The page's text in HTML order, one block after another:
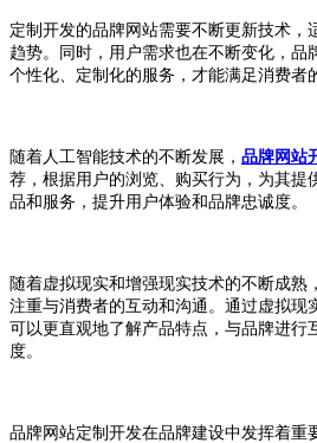
定制开发的品牌网站需要不断更新技术，
趋势。同时，用户需求也在不断变化，品
个性化、定制化的服务，才能满足消费者
随着人工智能技术的不断发展， 品牌网站
荐，根据用户的浏览、购买行为，为其提
品和服务，提升用户体验和品牌忠诚度。
随着虚拟现实和增强现实技术的不断成熟
注重与消费者的互动和沟通。通过虚拟现
可以更直观地了解产品特点，与品牌进行
度。
品牌网站定制开发在品牌建设中发挥着重